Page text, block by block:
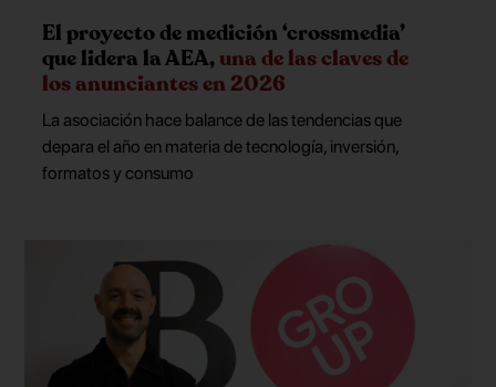
El proyecto de medición ‘crossmedia’
que lidera la AEA,una de las claves de
los anunciantes en 2026
La asociación hace balance de las tendencias que
depara el año en materia de tecnología, inversión,
formatos y consumo